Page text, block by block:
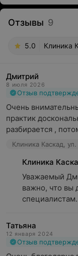
Отзывы 9
5.0 Клиника
Дмитрий
8 июля 2026
Отзыв
Очень
практик
разбирается ,
Клиника Каскад,
Клиника
Уважаемый
важно, что вы
Татьяна
12 января 2024
Отзыв